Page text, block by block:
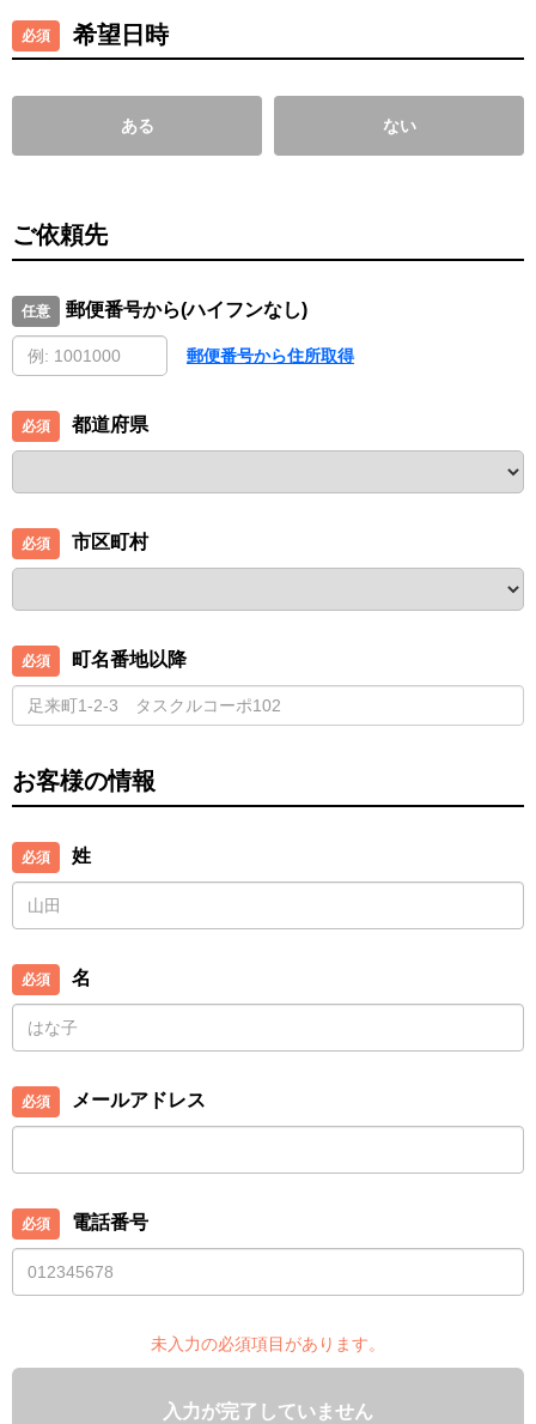
希望日時
ある ない
ご依頼先
郵便番号から(ハイフンなし)
郵便番号から住所取得
都道府県
市区町村
町名番地以降
お客様の情報
姓
名
メールアドレス
電話番号
未入力の必須項目があります。